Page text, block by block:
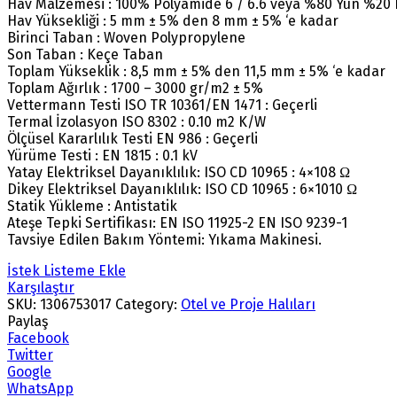
Hav Malzemesi : 100% Polyamide 6 / 6.6 veya %80 Yün %20
Hav Yüksekliği : 5 mm ± 5% den 8 mm ± 5% ‘e kadar
Birinci Taban : Woven Polypropylene
Son Taban : Keçe Taban
Toplam Yükseklik : 8,5 mm ± 5% den 11,5 mm ± 5% ‘e kadar
Toplam Ağırlık : 1700 – 3000 gr/m2 ± 5%
Vettermann Testi ISO TR 10361/EN 1471 : Geçerli
Termal İzolasyon ISO 8302 : 0.10 m2 K/W
Ölçüsel Kararlılık Testi EN 986 : Geçerli
Yürüme Testi : EN 1815 : 0.1 kV
Yatay Elektriksel Dayanıklılık: ISO CD 10965 : 4×108 Ω
Dikey Elektriksel Dayanıklılık: ISO CD 10965 : 6×1010 Ω
Statik Yükleme : Antistatik
Ateşe Tepki Sertifikası: EN ISO 11925-2 EN ISO 9239-1
Tavsiye Edilen Bakım Yöntemi: Yıkama Makinesi.
İstek Listeme Ekle
Karşılaştır
SKU: 1306753017 Category: Otel ve Proje Halıları
Paylaş
Facebook
Twitter
Google
WhatsApp